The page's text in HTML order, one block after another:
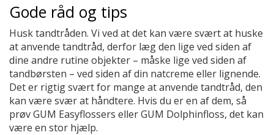
Gode råd og tips
Husk tandtråden. Vi ved at det kan være svært at huske
at anvende tandtråd, derfor læg den lige ved siden af
dine andre rutine objekter – måske lige ved siden af
tandbørsten – ved siden af din natcreme eller lignende.
Det er rigtig svært for mange at anvende tandtråd, den
kan være svær at håndtere. Hvis du er en af dem, så
prøv GUM Easyflossers eller GUM Dolphinfloss, det kan
være en stor hjælp.